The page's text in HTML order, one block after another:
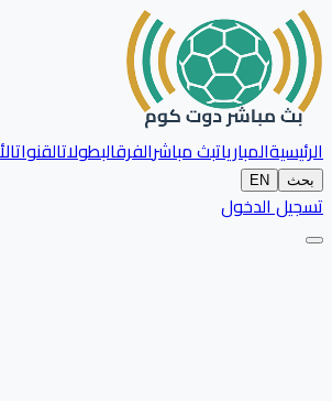
الرئيسيةالمبارياتبث مباشرالفرقالبطولاتالقنوات
بحث EN
تسجيل الدخول